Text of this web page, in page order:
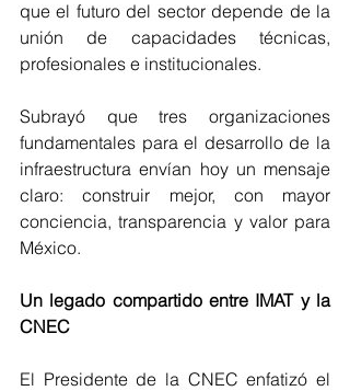
que el futuro del sector depende de la
unión de capacidades técnicas,
profesionales e institucionales.
Subrayó que tres organizaciones
fundamentales para el desarrollo de la
infraestructura envían hoy un mensaje
claro: construir mejor, con mayor
conciencia, transparencia y valor para
México.
Un legado compartido entre IMAT y la
CNEC
El Presidente de la CNEC enfatizó el